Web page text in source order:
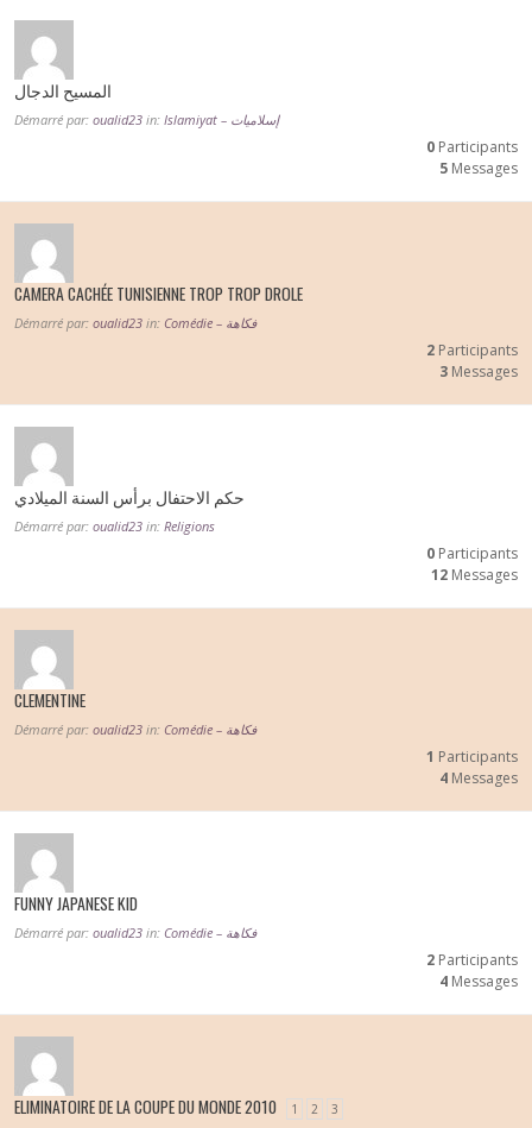
المسيح الدجال
Démarré par: oualid23 in: Islamiyat – إسلاميات
0 Participants
5 Messages
CAMERA CACHÉE TUNISIENNE TROP TROP DROLE
Démarré par: oualid23 in: Comédie – فكاهة
2 Participants
3 Messages
حكم الاحتفال برأس السنة الميلادي
Démarré par: oualid23 in: Religions
0 Participants
12 Messages
CLEMENTINE
Démarré par: oualid23 in: Comédie – فكاهة
1 Participants
4 Messages
FUNNY JAPANESE KID
Démarré par: oualid23 in: Comédie – فكاهة
2 Participants
4 Messages
ELIMINATOIRE DE LA COUPE DU MONDE 2010 1 2 3